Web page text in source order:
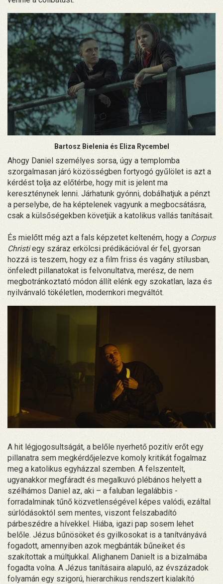
Bartosz Bielenia és Eliza Rycembel
Ahogy Daniel személyes sorsa, úgy a templomba
szorgalmasan járó közösségben fortyogó gyűlölet is azt a
kérdést tolja az előtérbe, hogy mit is jelent ma
kereszténynek lenni. Járhatunk gyónni, dobálhatjuk a pénzt
a perselybe, de ha képtelenek vagyunk a megbocsátásra,
csak a külsőségekben követjük a katolikus vallás tanításait.
És mielőtt még azt a fals képzetet kelteném, hogy a Corpus
Christiegy száraz erkölcsi prédikációval ér fel, gyorsan
hozzá is teszem, hogy ez a film friss és vagány stílusban,
önfeledt pillanatokat is felvonultatva, merész, de nem
megbotránkoztató módon állít elénk egy szokatlan, laza és
nyilvánvaló tökéletlen, modernkori megváltót.
A hit légjogosultságát, a belőle nyerhető pozitív erőt egy
pillanatra sem megkérdőjelezve komoly kritikát fogalmaz
meg a katolikus egyházzal szemben. A felszentelt,
ugyanakkor megfáradt és megalkuvó plébános helyett a
szélhámos Daniel az, aki – a faluban legalábbis -
forradalminak tűnő közvetlenségével képes valódi, ezáltal
súrlódásoktól sem mentes, viszont felszabadító
párbeszédre a hívekkel. Hiába, igazi pap sosem lehet
belőle. Jézus bűnösöket és gyilkosokat is a tanítványává
fogadott, amennyiben azok megbánták bűneiket és
szakítottak a múltjukkal. Alighanem Danielt is a bizalmába
fogadta volna. A Jézus tanításaira alapuló, az évszázadok
folyamán egy szigorú, hierarchikus rendszert kialakító